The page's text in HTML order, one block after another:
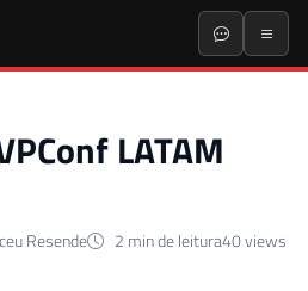
LATAM
Resende 2 min de leitura40 views